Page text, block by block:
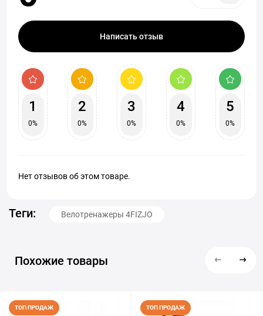
Написать отзыв
1
0%
2
0%
3
0%
4
0%
5
0%
Нет отзывов об этом товаре.
Теги: Велотренажеры 4FIZJO
Похожие товары
ТОП ПРОДАЖ ТОП ПРОДАЖ